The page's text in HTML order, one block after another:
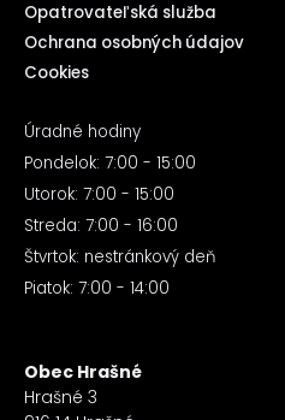
Opatrovateľská služba
Ochrana osobných údajov
Cookies
Úradné hodiny
Pondelok: 7:00 - 15:00
Utorok: 7:00 - 15:00
Streda: 7:00 - 16:00
Štvrtok: nestránkový deň
Piatok: 7:00 - 14:00
Obec Hrašné
Hrašné 3